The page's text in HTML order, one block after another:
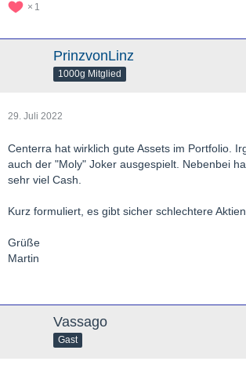
1
PrinzvonLinz
1000g Mitglied
29. Juli 2022
Centerra hat wirklich gute Assets im Portfolio.
auch der "Moly" Joker ausgespielt. Nebenbei
sehr viel Cash.
Kurz formuliert, es gibt sicher schlechtere
Grüße
Martin
Vassago
Gast